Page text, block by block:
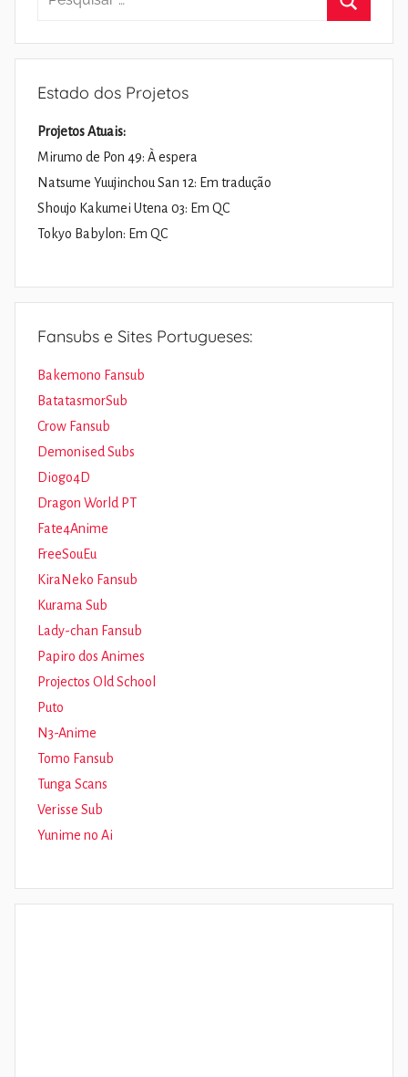
Estado dos Projetos
Projetos Atuais:
Mirumo de Pon 49: À espera
Natsume Yuujinchou San 12: Em tradução
Shoujo Kakumei Utena 03: Em QC
Tokyo Babylon: Em QC
Fansubs e Sites Portugueses:
Bakemono Fansub
BatatasmorSub
Crow Fansub
Demonised Subs
Diogo4D
Dragon World PT
Fate4Anime
FreeSouEu
KiraNeko Fansub
Kurama Sub
Lady-chan Fansub
Papiro dos Animes
Projectos Old School
Puto
N3-Anime
Tomo Fansub
Tunga Scans
Verisse Sub
Yunime no Ai